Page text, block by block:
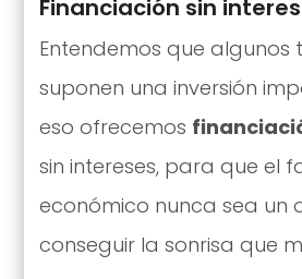
Financiación sin
Entendemos que algunos
suponen una inversión
eso ofrecemos
sin intereses, para que el
económico nunca sea un
conseguir la sonrisa que